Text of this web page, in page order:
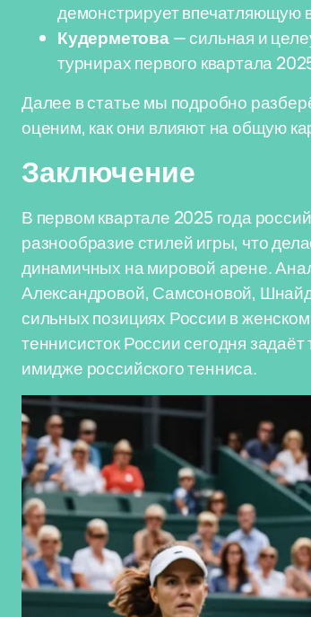
демонстрирует впечатляющую
Кудерметова— сильная и
турнирах первого квартала
Далее в статье мы подробно
оценим, как они влияют на общую
Заключение
В первом квартале 2025 года
разнообразие стилей игры, что
динамичных на мировой арене.
Александровой, Самсоновой,
сильных позициях России в
теннисисток России сегодня
имидже российского тенниса.